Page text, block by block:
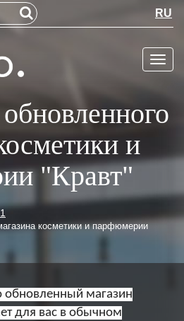
RU
Меню
и
"Кравт"
косметики и парфюмерии
обновленный магазин
для вас в обычном